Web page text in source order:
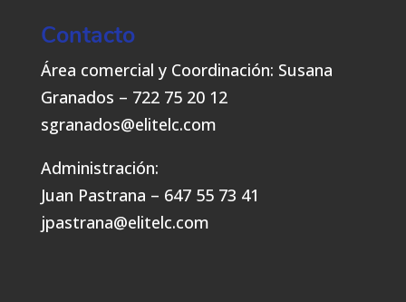
Contacto
Área comercial y Coordinación: Susana
Granados – 722 75 20 12
sgranados@elitelc.com
Administración:
Juan Pastrana – 647 55 73 41
jpastrana@elitelc.com